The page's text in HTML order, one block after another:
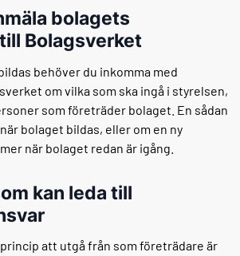
bolagets
Bolagsverket
behöver du inkomma med
om vilka som ska ingå i styrelsen,
som företräder bolaget. En sådan
bolaget bildas, eller om en ny
när bolaget redan är igång.
kan leda till
att utgå från som företrädare är